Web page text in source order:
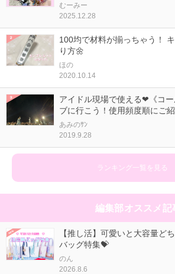
むーみー
2025.12.28
100均で材料が揃っちゃう！
り方🌼
ほの
2020.10.14
アイドル現場で使える❤《コ
ブに行こう！使用頻度順にご紹
あみのｻﾝ
2019.9.28
ランキング一覧を見る
編集部オススメ記
【推し活】可愛いと大容量ど
バッグ特集💝
のん
2026.8.6